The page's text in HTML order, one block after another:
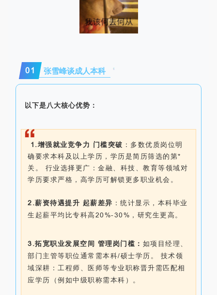
01 张雪峰谈成人本科
以下是八大核心优势：
1.增强就业竞争力 门槛突破 ：多数优质岗位明
确要求本科及以上学历，学历是简历筛选的第*
关。 行业选择更广：金融、科技、教育等领域对
学历要求严格，高学历可解锁更多职业机会。
2.薪资待遇提升 起薪差异 ：统计显示，本科毕业
生起薪平均比专科高20%-30%，研究生更高。
3.拓宽职业发展空间 管理岗门槛： 如项目经理、
部门主管等职位通常需本科/硕士学历。 技术领
域深耕：工程师、医师等专业职称晋升需匹配相
应学历（例如中级职称需本科）。